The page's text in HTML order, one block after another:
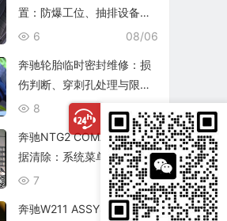
置：防爆工位、抽排设备与
燃油收集
08/06
6
奔驰轮胎临时密封维修：损
伤判断、穿刺孔处理与限速
复查
08/06
8
奔驰NTG2 COMAND个人数
据清除：系统菜单、恢复出
厂与结果确认
08/06
7
奔驰W211 ASSYST保养菜